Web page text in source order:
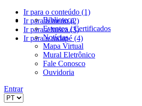
Ir para o conteúdo (1)
Ir para o menu (2)
Ir para a busca (3)
Ir para o rodapé (4)
Biblioteca
Eventos / Certificados
Notícias
Mapa Virtual
Mural Eletrônico
Fale Conosco
Ouvidoria
Entrar